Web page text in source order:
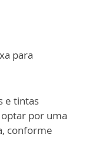
para
e tintas
optar por uma
conforme